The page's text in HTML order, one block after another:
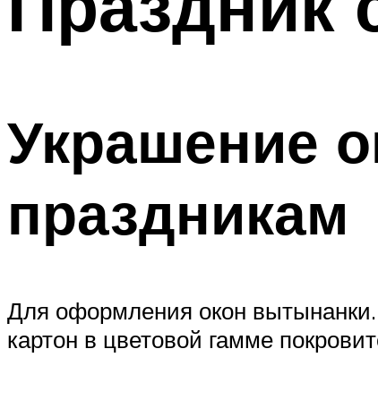
Украшение
праздникам
Для оформления окон
картон в цветовой гамме